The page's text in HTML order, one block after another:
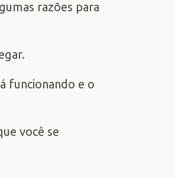
razões para
funcionando e o
você se